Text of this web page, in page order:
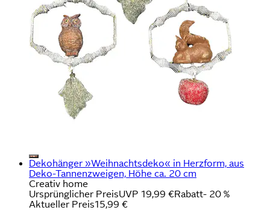
Dekohänger »Weihnachtsdeko« in Herzform, aus
Deko-Tannenzweigen, Höhe ca. 20 cm
Creativ home
Ursprünglicher PreisUVP 19,99 €Rabatt- 20 %
Aktueller Preis15,99 €